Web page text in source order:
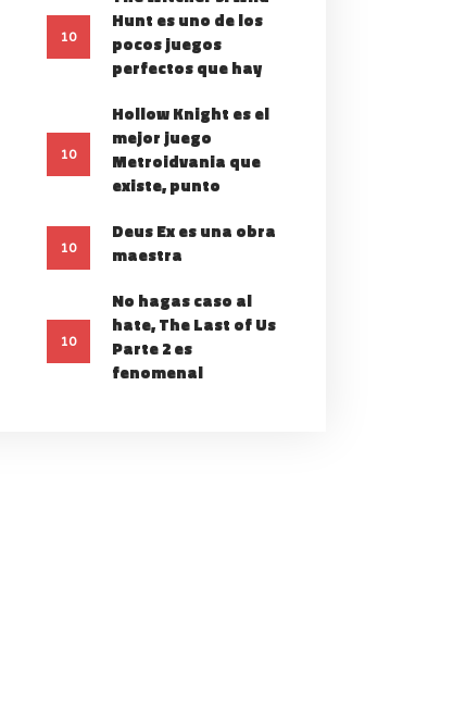
10
Hunt es uno de los
pocos juegos
perfectos que hay
10
Hollow Knight es el
mejor juego
Metroidvania que
existe, punto
10
Deus Ex es una obra
maestra
10
No hagas caso al
hate, The Last of Us
Parte 2 es
fenomenal